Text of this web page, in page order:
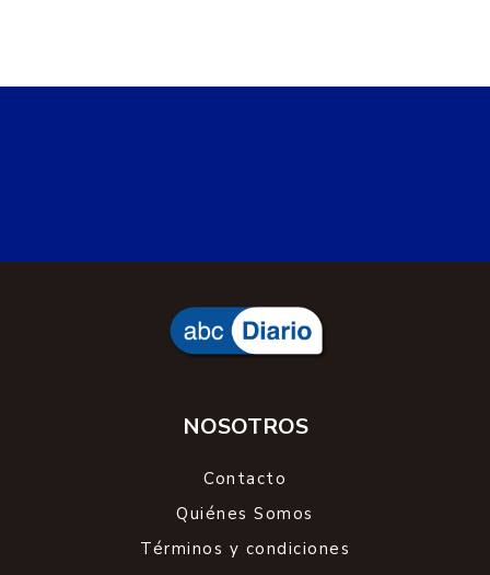
NOSOTROS
Contacto
Quiénes Somos
Términos y condiciones